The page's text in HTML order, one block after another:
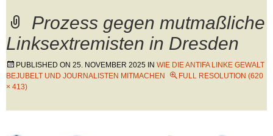
Prozess gegen mutmaßliche
Linksextremisten in Dresden
PUBLISHED ON 25. NOVEMBER 2025 IN WIE DIE ANTIFA LINKE GEWALT
BEJUBELT UND JOURNALISTEN MITMACHEN
FULL RESOLUTION (620
× 413)